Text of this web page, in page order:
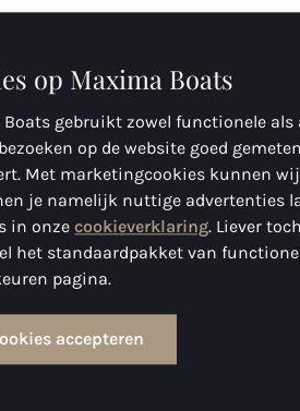
op Maxima Boats
gebruikt zowel functionele
op de website goed
Met marketingcookies kunnen
je namelijk nuttige advertenties
in onzecookieverklaring. Liever
het standaardpakket van
pagina.
accepteren